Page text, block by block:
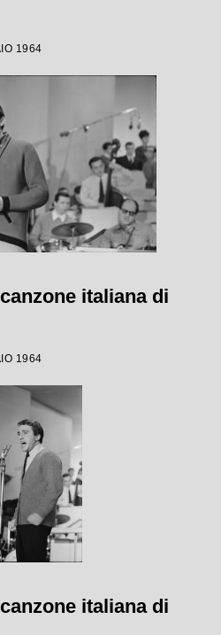
1964
italiana di
1964
italiana di